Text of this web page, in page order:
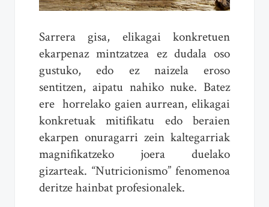
Sarrera gisa, elikagai konkretuen
ekarpenaz mintzatzea ez dudala oso
gustuko, edo ez naizela eroso
sentitzen, aipatu nahiko nuke. Batez
ere horrelako gaien aurrean, elikagai
konkretuak mitifikatu edo beraien
ekarpen onuragarri zein kaltegarriak
magnifikatzeko joera duelako
gizarteak. “Nutricionismo” fenomenoa
deritze hainbat profesionalek.